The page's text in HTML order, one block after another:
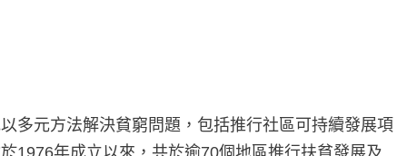
多元方法解決貧窮問題，包括推行社區可持續發展項